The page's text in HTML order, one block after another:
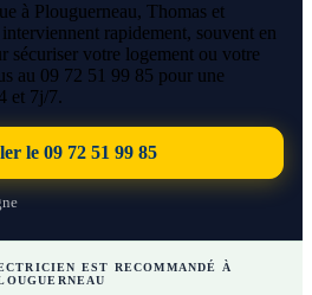
à Plouguerneau, Thomas et
rapidement, souvent en
sécuriser votre logement ou votre
au 09 72 51 99 85 pour une
et 7j/7.
le 09 72 51 99 85
EST RECOMMANDÉ À